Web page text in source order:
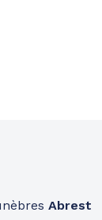
Abrest